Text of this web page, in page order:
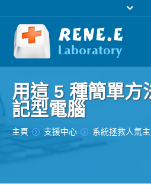
下載
購買
用這 5 種簡單方
記型電腦
您在此处：
主頁 支援中心 系統拯救人氣